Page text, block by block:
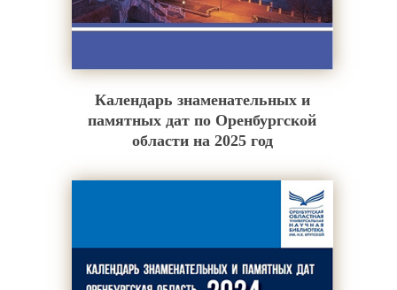
Календарь знаменательных и
памятных дат по Оренбургской
области на 2025 год